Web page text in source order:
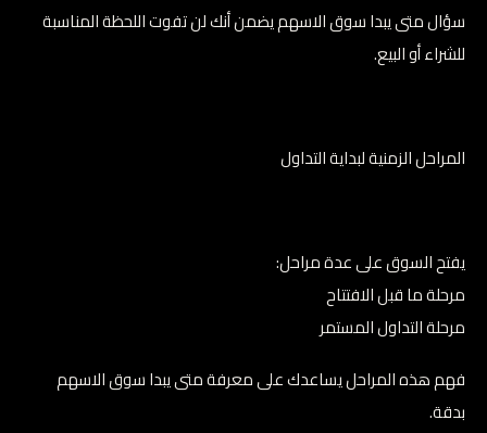
سؤال متى يبدا سوق الاسهم يضمن أنك لن تفوت اللحظة المناسبة
للشراء أو البيع.
المراحل الزمنية لبداية التداول
يفتح السوق على عدة مراحل:
مرحلة ما قبل الافتتاح
مرحلة التداول المستمر
فهم هذه المراحل يساعدك على معرفة متى يبدا سوق الاسهم
بدقة.